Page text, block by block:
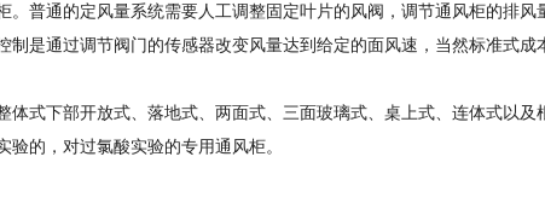
。普通的定风量系统需要人工调整固定叶片的风阀，调节通风柜的排风
制是通过调节阀门的传感器改变风量达到给定的面风速，当然标准式成
体式下部开放式、落地式、两面式、三面玻璃式、桌上式、连体式以及
的，对过氯酸实验的专用通风柜。